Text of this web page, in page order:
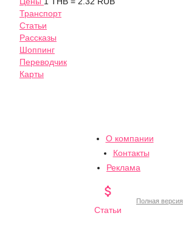
Транспорт
Статьи
Рассказы
Шоппинг
Переводчик
Карты
О компании
Контакты
Реклама

Статьи
Полная версия